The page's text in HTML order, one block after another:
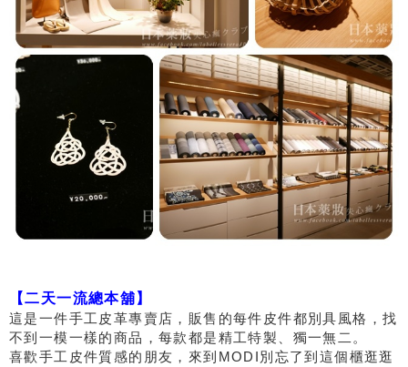
【二天一流總本舖】
這是一件手工皮革專賣店，販售的每件皮件都別具風格，找
不到一模一樣的商品，每款都是精工特製、獨一無二。
喜歡手工皮件質感的朋友，來到MODI別忘了到這個櫃逛逛